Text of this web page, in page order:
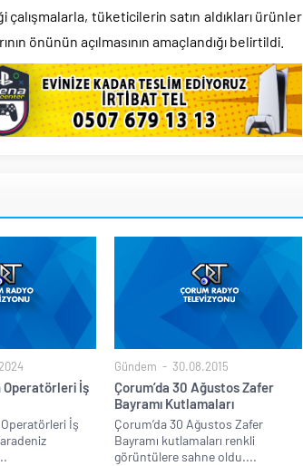
çalışmalarla, tüketicilerin satın aldıkları ürünler
önünün açılmasının amaçlandığı belirtildi.
Operatörleri İş
Operatörleri İş
Gündem 30.08.2015
Çorum’da 30 Ağustos Zafer
Bayramı Kutlamaları
Çorum’da 30 Ağustos Zafer
Bayramı kutlamaları renkli
görüntülere sahne oldu....